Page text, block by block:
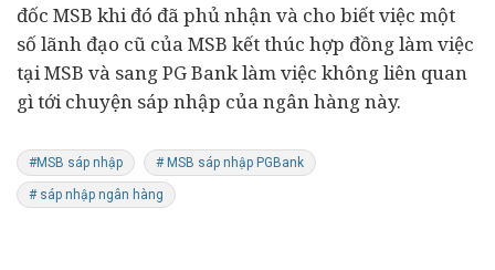
đốc MSB khi đó đã phủ nhận và cho biết việc một
số lãnh đạo cũ của MSB kết thúc hợp đồng làm việc
tại MSB và sang PG Bank làm việc không liên quan
gì tới chuyện sáp nhập của ngân hàng này.
#MSB sáp nhập # MSB sáp nhập PGBank
# sáp nhập ngân hàng